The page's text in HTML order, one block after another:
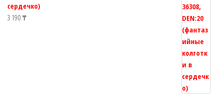
сердечко)
3 190 ₸